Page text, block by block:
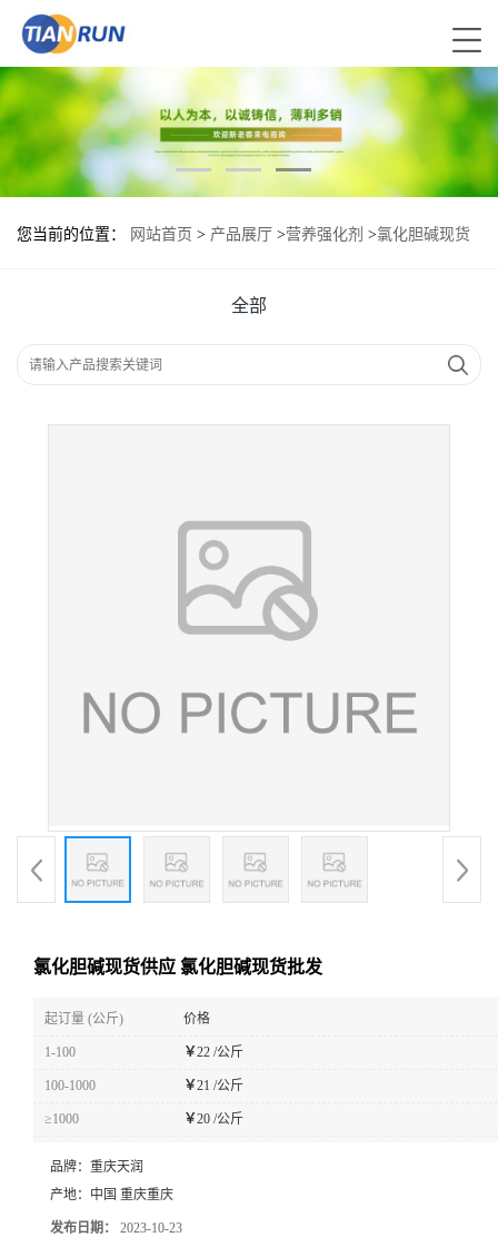
您当前的位置： 网站首页 > 产品展厅 >营养强化剂 >氯化胆碱现货
全部
氯化胆碱现货供应 氯化胆碱现货批发
起订量 (公斤) 价格
1-100 ￥22 /公斤
100-1000 ￥21 /公斤
≥1000 ￥20 /公斤
品牌： 重庆天润
产地： 中国 重庆重庆
发布日期： 2023-10-23